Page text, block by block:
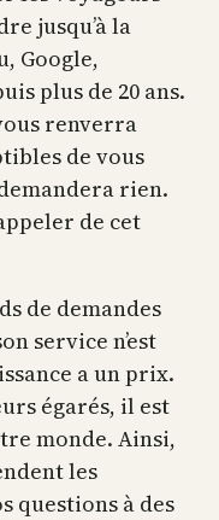
jusqu’à la
Google,
plus de 20 ans.
renverra
de vous
rien.
de cet
de demandes
service n’est
a un prix.
égarés, il est
monde. Ainsi,
les
questions à des